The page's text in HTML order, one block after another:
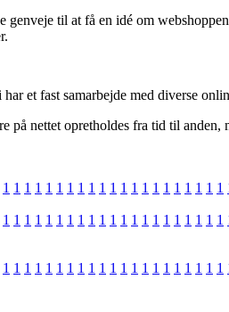
genveje til at få en idé om
et fast samarbejde med diverse
nettet opretholdes fra tid til
1 1 1 1 1 1 1 1 1 1 1 1 1 1 1 1 1 1 1 1 1
1 1 1 1 1 1 1 1 1 1 1 1 1 1 1 1 1 1 1 1 1
1 1 1 1 1 1 1 1 1 1 1 1 1 1 1 1 1 1 1 1 1